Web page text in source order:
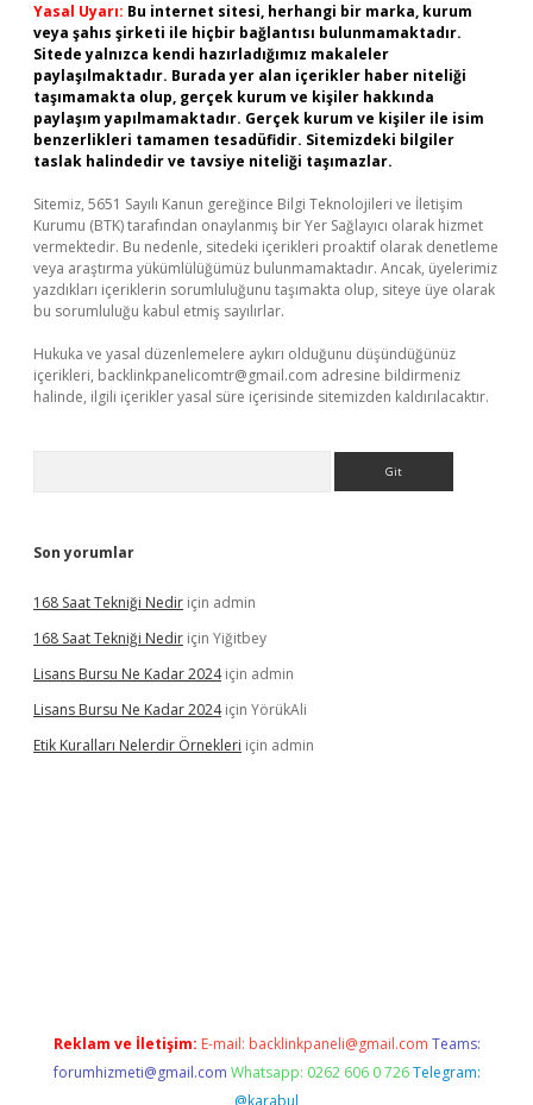
Yasal Uyarı: Bu internet sitesi, herhangi bir marka, kurum
veya şahıs şirketi ile hiçbir bağlantısı bulunmamaktadır.
Sitede yalnızca kendi hazırladığımız makaleler
paylaşılmaktadır. Burada yer alan içerikler haber niteliği
taşımamakta olup, gerçek kurum ve kişiler hakkında
paylaşım yapılmamaktadır. Gerçek kurum ve kişiler ile isim
benzerlikleri tamamen tesadüfidir. Sitemizdeki bilgiler
taslak halindedir ve tavsiye niteliği taşımazlar.
Sitemiz, 5651 Sayılı Kanun gereğince Bilgi Teknolojileri ve İletişim
Kurumu (BTK) tarafından onaylanmış bir Yer Sağlayıcı olarak hizmet
vermektedir. Bu nedenle, sitedeki içerikleri proaktif olarak denetleme
veya araştırma yükümlülüğümüz bulunmamaktadır. Ancak, üyelerimiz
yazdıkları içeriklerin sorumluluğunu taşımakta olup, siteye üye olarak
bu sorumluluğu kabul etmiş sayılırlar.
Hukuka ve yasal düzenlemelere aykırı olduğunu düşündüğünüz
içerikleri, backlinkpanelicomtr@gmail.com adresine bildirmeniz
halinde, ilgili içerikler yasal süre içerisinde sitemizden kaldırılacaktır.
Son yorumlar
168 Saat Tekniği Nedir için admin
168 Saat Tekniği Nedir için Yiğitbey
Lisans Bursu Ne Kadar 2024için admin
Lisans Bursu Ne Kadar 2024için YörükAli
Etik Kuralları Nelerdir Örnekleri için admin
Reklam ve İletişim: E-mail: backlinkpaneli@gmail.com Teams:
forumhizmeti@gmail.com Whatsapp: 0262 606 0 726 Telegram:
@karabul